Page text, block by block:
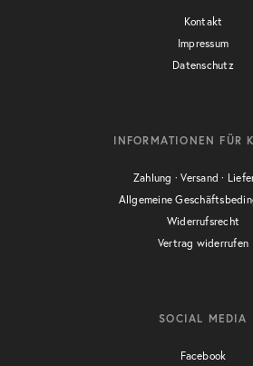
Kontakt
Impressum
Datenschutz
INFORMATIONEN FÜR
Zahlung · Versand ·
Allgemeine
Widerrufsrecht
Vertrag widerrufen
SOCIAL MEDIA
Facebook